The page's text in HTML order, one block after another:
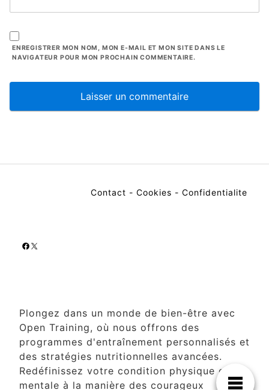
ENREGISTRER MON NOM, MON E-MAIL ET MON SITE DANS LE
NAVIGATEUR POUR MON PROCHAIN COMMENTAIRE.
Contact - Cookies - Confidentialite
Facebook
X
Plongez dans un monde de bien-être avec
Open Training, où nous offrons des
programmes d'entraînement personnalisés et
des stratégies nutritionnelles avancées.
Redéfinissez votre condition physique et
mentale à la manière des courageux